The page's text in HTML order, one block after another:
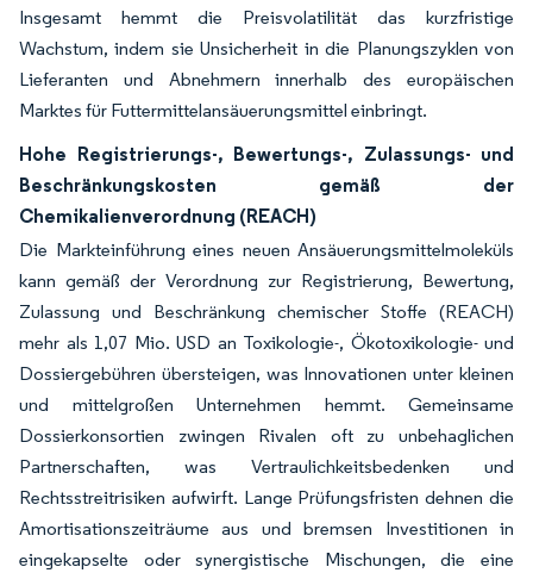
Insgesamt hemmt die Preisvolatilität das kurzfristige
Wachstum, indem sie Unsicherheit in die Planungszyklen von
Lieferanten und Abnehmern innerhalb des europäischen
Marktes für Futtermittelansäuerungsmittel einbringt.
Hohe Registrierungs-, Bewertungs-, Zulassungs- und
Beschränkungskosten gemäß der
Chemikalienverordnung (REACH)
Die Markteinführung eines neuen Ansäuerungsmittelmoleküls
kann gemäß der Verordnung zur Registrierung, Bewertung,
Zulassung und Beschränkung chemischer Stoffe (REACH)
mehr als 1,07 Mio. USD an Toxikologie-, Ökotoxikologie- und
Dossiergebühren übersteigen, was Innovationen unter kleinen
und mittelgroßen Unternehmen hemmt. Gemeinsame
Dossierkonsortien zwingen Rivalen oft zu unbehaglichen
Partnerschaften, was Vertraulichkeitsbedenken und
Rechtsstreitrisiken aufwirft. Lange Prüfungsfristen dehnen die
Amortisationszeiträume aus und bremsen Investitionen in
eingekapselte oder synergistische Mischungen, die eine